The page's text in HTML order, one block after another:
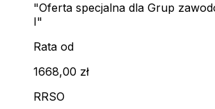
"Oferta specjalna dla Grup
I"
Rata od
1668,00 zł
RRSO